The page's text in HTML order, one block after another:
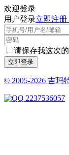
欢迎登录
用户登录立即注册
请保存我这次
© 2005-2026 吉玛
2237536057